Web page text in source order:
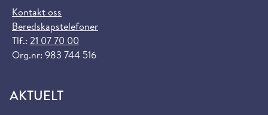
Kontakt oss
Beredskapstelefoner
Tlf.: 21 07 70 00
Org.nr: 983 744 516
AKTUELT